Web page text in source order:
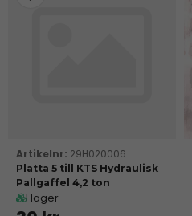
29H020006
Platta 5 till KTS Hydraulisk
Pallgaffel 4,2 ton
I lager